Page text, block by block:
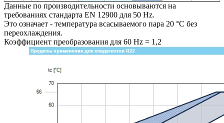
Данные по производительности основываются на
требованиях стандарта EN 12900 для 50 Hz.
Это означает - температура всасываемого пара 20 °C без
переохлаждения.
Коэффициент преобразования для 60 Hz = 1,2